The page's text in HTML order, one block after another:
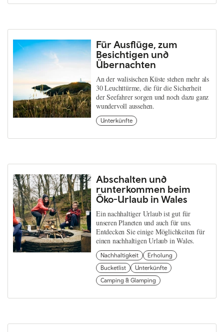
Für Ausflüge, zum
Besichtigen und
Übernachten
An der walisischen Küste stehen mehr als
30 Leuchttürme, die für die Sicherheit
der Seefahrer sorgen und noch dazu ganz
wundervoll aussehen.
Unterkünfte
Abschalten und
runterkommen beim
Öko-Urlaub in Wales
Ein nachhaltiger Urlaub ist gut für
unseren Planeten und auch für uns.
Entdecken Sie einige Möglichkeiten für
einen nachhaltigen Urlaub in Wales.
Nachhaltigkeit
Erholung
Bucketlist
Unterkünfte
Camping & Glamping